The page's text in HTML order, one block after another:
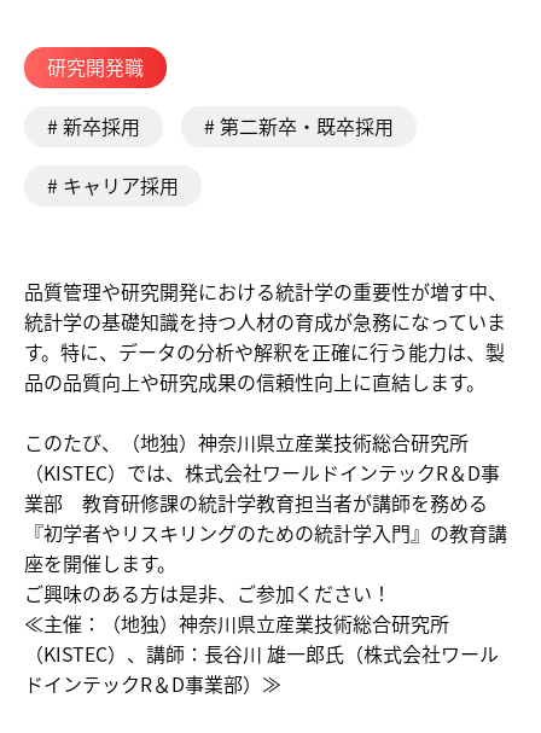
研究開発職
# 新卒採用 # 第二新卒・既卒採用
# キャリア採用
品質管理や研究開発における統計学の重要性が増す中、
統計学の基礎知識を持つ人材の育成が急務になっていま
す。特に、データの分析や解釈を正確に行う能力は、製
品の品質向上や研究成果の信頼性向上に直結します。
このたび、（地独）神奈川県立産業技術総合研究所
（KISTEC）では、株式会社ワールドインテックR＆D事
業部 教育研修課の統計学教育担当者が講師を務める
『初学者やリスキリングのための統計学入門』の教育講
座を開催します。
ご興味のある方は是非、ご参加ください！
≪主催：（地独）神奈川県立産業技術総合研究所
（KISTEC）、講師：長谷川 雄一郎氏（株式会社ワール
ドインテックR＆D事業部）≫